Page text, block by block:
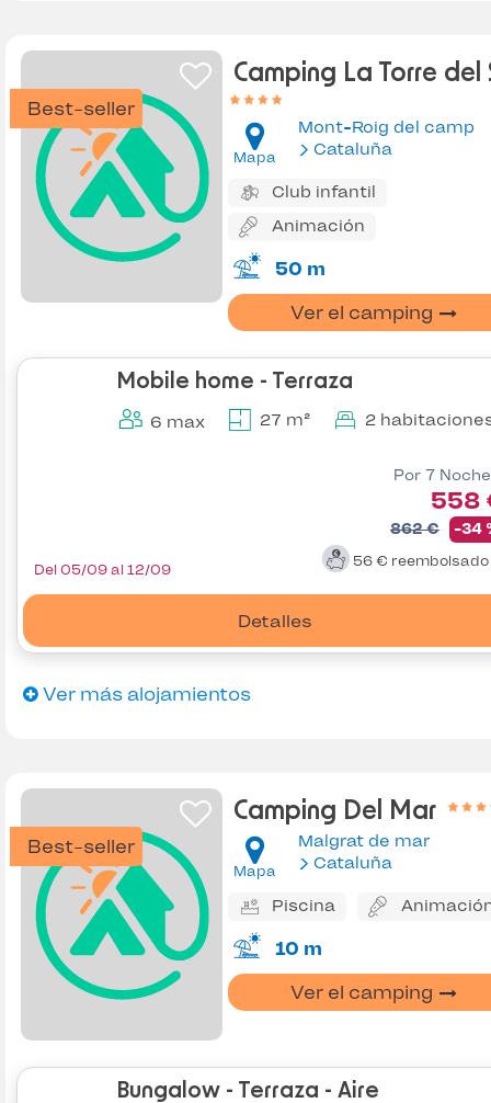
Best-seller
Camping La Torre del
Mapa
Mont-Roig del camp
Cataluña
Club infantil
Animación
50 m
Ver el camping
Mobile home - Terraza
6 max 27 m² 2
Por 7
558
862 € -34
56 € reembolsado
Detalles
Del 05/09 al 12/09
Ver más alojamientos
Best-seller
Camping Del Mar
Mapa
Malgrat de mar
Cataluña
Piscina
10 m
Ver el camping
Bungalow - Terraza - Aire